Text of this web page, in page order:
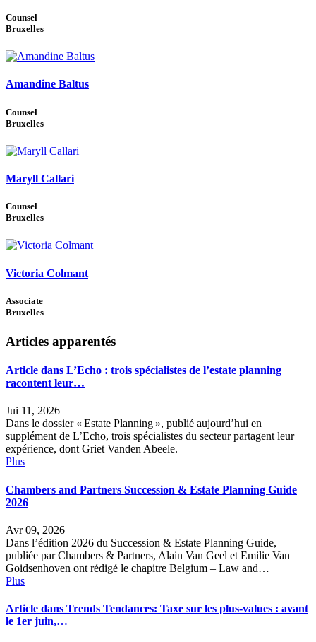
Counsel
Bruxelles
Amandine Baltus
Counsel
Bruxelles
Maryll Callari
Counsel
Bruxelles
Victoria Colmant
Associate
Bruxelles
Articles apparentés
Article dans L’Echo : trois spécialistes de l’estate planning
racontent leur…
Jui 11, 2026
Dans le dossier « Estate Planning », publié aujourd’hui en
supplément de L’Echo, trois spécialistes du secteur partagent leur
expérience, dont Griet Vanden Abeele.
Plus
Chambers and Partners Succession & Estate Planning Guide
2026
Avr 09, 2026
Dans l’édition 2026 du Succession & Estate Planning Guide,
publiée par Chambers & Partners, Alain Van Geel et Emilie Van
Goidsenhoven ont rédigé le chapitre Belgium – Law and…
Plus
Article dans Trends Tendances: Taxe sur les plus-values : avant
le 1er juin,…